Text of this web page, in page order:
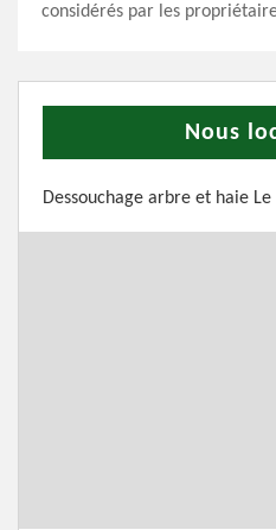
considérés par les
Nous
Dessouchage arbre et haie Le